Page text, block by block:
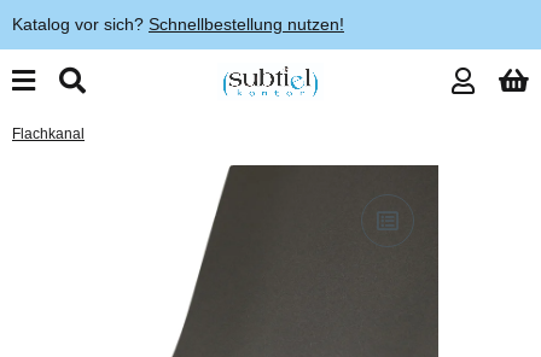
Katalog vor sich? Schnellbestellung nutzen!
Flachkanal